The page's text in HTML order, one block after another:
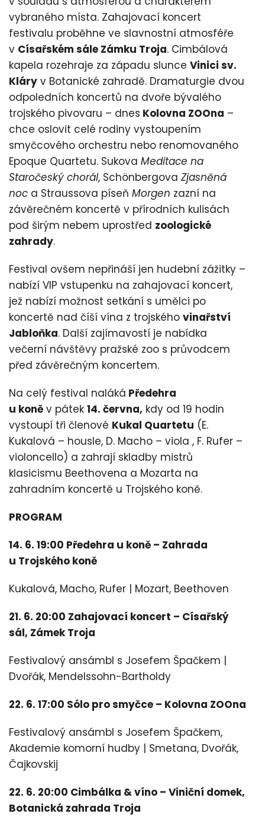
vybraného místa. Zahajovací koncert
festivalu proběhne ve slavnostní atmosféře
v Císařském sále Zámku Troja. Cimbálová
kapela rozehraje za západu slunce Vinici sv.
Kláry v Botanické zahradě. Dramaturgie dvou
odpoledních koncertů na dvoře bývalého
trojského pivovaru – dnes Kolovna ZOOna –
chce oslovit celé rodiny vystoupením
smyčcového orchestru nebo renomovaného
Epoque Quartetu. Sukova Meditace na
Staročeský chorál, Schönbergova Zjasněná
noc a Straussova píseň Morgen zazní na
závěrečném koncertě v přírodních kulisách
pod širým nebem uprostřed zoologické
zahrady.
Festival ovšem nepřináší jen hudební zážitky –
nabízí VIP vstupenku na zahajovací koncert,
jež nabízí možnost setkání s umělci po
koncertě nad číší vína z trojského vinařství
Jabloňka. Další zajímavostí je nabídka
večerní návštěvy pražské zoo s průvodcem
před závěrečným koncertem.
Na celý festival naláká Předehra
u koně v pátek 14. června, kdy od 19 hodin
vystoupí tři členové Kukal Quartetu (E.
Kukalová – housle, D. Macho – viola , F. Rufer –
violoncello) a zahrají skladby mistrů
klasicismu Beethovena a Mozarta na
zahradním koncertě u Trojského koně.
PROGRAM
14. 6. 19:00 Předehra u koně – Zahrada
u Trojského koně
Kukalová, Macho, Rufer | Mozart, Beethoven
21. 6. 20:00 Zahajovací koncert – Císařský
sál, Zámek Troja
Festivalový ansámbl s Josefem Špačkem |
Dvořák, Mendelssohn-Bartholdy
22. 6. 17:00 Sólo pro smyčce – Kolovna ZOOna
Festivalový ansámbl s Josefem Špačkem,
Akademie komorní hudby | Smetana, Dvořák,
Čajkovskij
22. 6. 20:00 Cimbálka & víno – Viniční domek,
Botanická zahrada Troja